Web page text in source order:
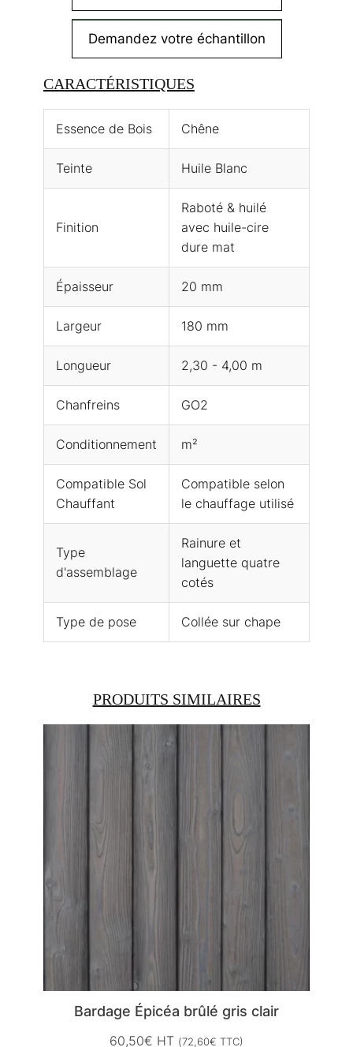
Demandez votre échantillon
CARACTÉRISTIQUES
Essence de Bois Chêne
Teinte Huile Blanc
Finition
Raboté & huilé
avec huile-cire
dure mat
Épaisseur 20 mm
Largeur 180 mm
Longueur 2,30 - 4,00 m
Chanfreins GO2
Conditionnement m²
Compatible Sol
Chauffant
Compatible selon
le chauffage utilisé
Type
d'assemblage
Rainure et
languette quatre
cotés
Type de pose Collée sur chape
PRODUITS SIMILAIRES
Bardage Épicéa brûlé gris clair
60,50€ HT (72,60€ TTC)